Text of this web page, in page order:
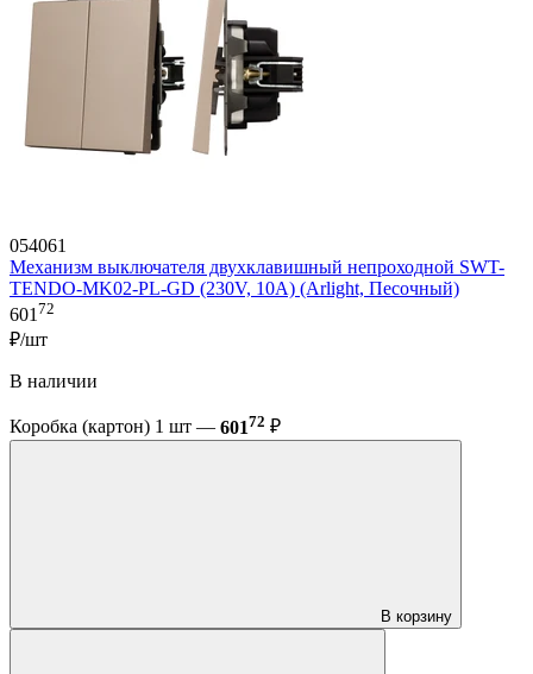
054061
Механизм выключателя двухклавишный непроходной SWT-
TENDO-MK02-PL-GD (230V, 10A) (Arlight, Песочный)
60172
₽/шт
В наличии
Коробка (картон) 1 шт — 60172 ₽
В корзину